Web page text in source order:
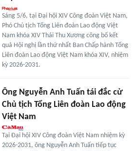
Sáng 5/6, tại Đại hội XIV Công đoàn Việt Nam,
Phó Chủ tịch Tổng Liên đoàn Lao động Việt
Nam khóa XIV Thái Thu Xương công bố kết
quả Hội nghị lần thứ nhất Ban Chấp hành Tổng
Liên đoàn Lao động Việt Nam khóa XIV, nhiệm
kỳ 2026-2031.
Ông Nguyễn Anh Tuấn tái đắc cử
Chủ tịch Tổng Liên đoàn Lao động
Việt Nam
Tại Đại hội XIV Công đoàn Việt Nam nhiệm kỳ
2026-2031, ông Nguyễn Anh Tuấn tiếp tục